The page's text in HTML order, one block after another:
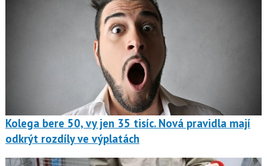
Kolega bere 50, vy jen 35 tisíc. Nová pravidla mají
odkrýt rozdíly ve výplatách